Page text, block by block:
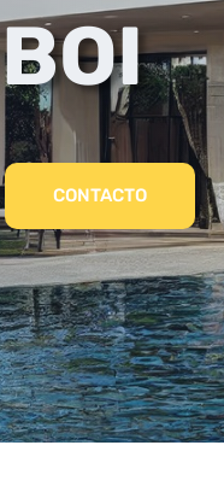
BOI
CONTACTO